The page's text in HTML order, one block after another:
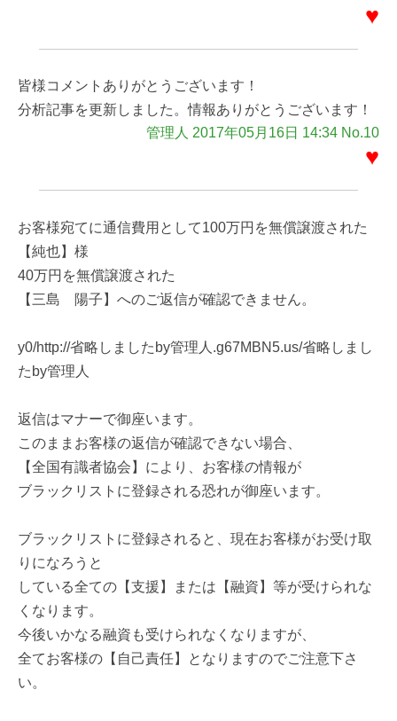
♥
皆様コメントありがとうございます！
分析記事を更新しました。情報ありがとうございます！
管理人 2017年05月16日 14:34 No.10
♥
お客様宛てに通信費用として100万円を無償譲渡された
【純也】様
40万円を無償譲渡された
【三島 陽子】へのご返信が確認できません。
y0/http://省略しましたby管理人.g67MBN5.us/省略しまし
たby管理人
返信はマナーで御座います。
このままお客様の返信が確認できない場合、
【全国有識者協会】により、お客様の情報が
ブラックリストに登録される恐れが御座います。
ブラックリストに登録されると、現在お客様がお受け取
りになろうと
している全ての【支援】または【融資】等が受けられな
くなります。
今後いかなる融資も受けられなくなりますが、
全てお客様の【自己責任】となりますのでご注意下さ
い。